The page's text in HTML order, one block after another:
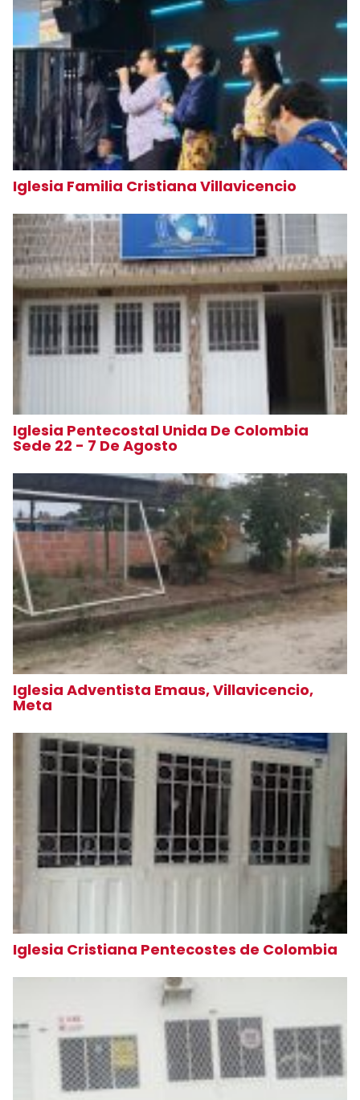
Iglesia Familia Cristiana Villavicencio
Iglesia Pentecostal Unida De Colombia
Sede 22 - 7 De Agosto
Iglesia Adventista Emaus, Villavicencio,
Meta
Iglesia Cristiana Pentecostes de Colombia